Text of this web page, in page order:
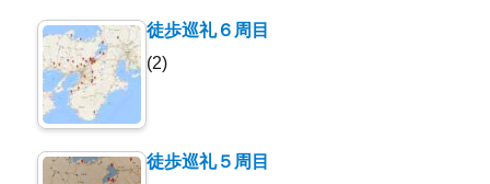
徒歩巡礼６周目
(2)
徒歩巡礼５周目